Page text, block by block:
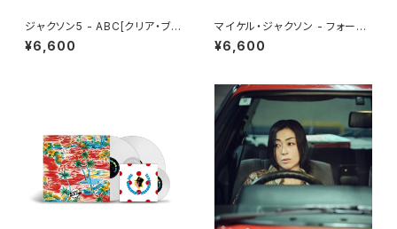
ジャクソン5 - ABC[クリア・ブル
ー](LP重量盤)
¥6,600
マイケル・ジャクソン - フォーエ
ヴァー・マイケル[クリア・レッド]
(LP重量盤)
¥6,600